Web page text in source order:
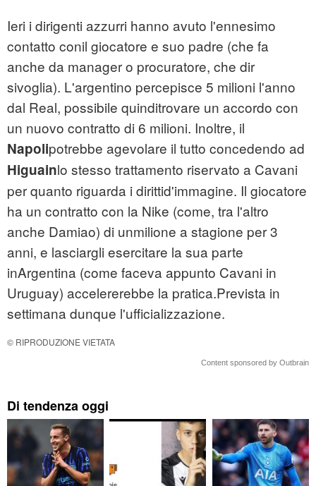
Ieri i dirigenti azzurri hanno avuto l'ennesimo
contatto conil giocatore e suo padre (che fa
anche da manager o procuratore, che dir
sivoglia). L'argentino percepisce 5 milioni l'anno
dal Real, possibile quinditrovare un accordo con
un nuovo contratto di 6 milioni. Inoltre, il
Napolipotrebbe agevolare il tutto concedendo ad
Higuainlo stesso trattamento riservato a Cavani
per quanto riguarda i dirittid'immagine. Il giocatore
ha un contratto con la Nike (come, tra l'altro
anche Damiao) di unmilione a stagione per 3
anni, e lasciargli esercitare la sua parte
inArgentina (come faceva appunto Cavani in
Uruguay) accelererebbe la pratica.Prevista in
settimana dunque l'ufficializzazione.
© RIPRODUZIONE VIETATA
Content sponsored by Outbrain
Di tendenza oggi